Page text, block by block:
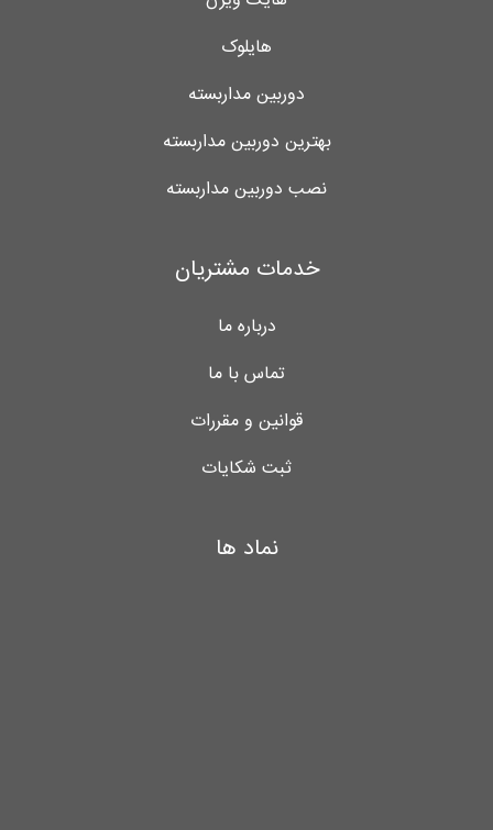
هایلوک
دوربین مداربسته
بهترین دوربین مداربسته
نصب دوربین مداربسته
خدمات مشتریان
درباره ما
تماس با ما
قوانین و مقررات
ثبت شکایات
نماد ها